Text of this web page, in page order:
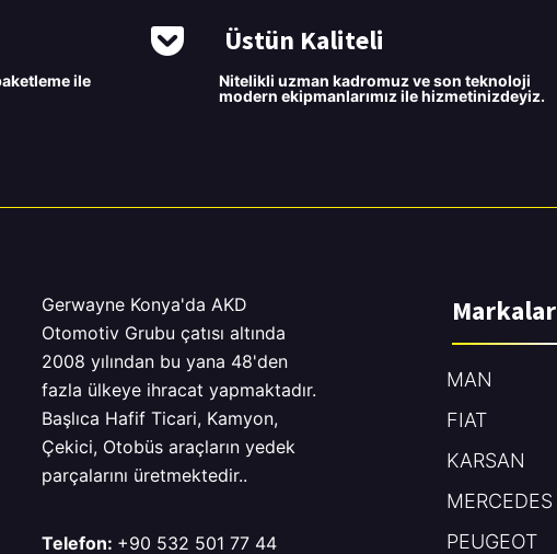
ile
Üstün Kaliteli
Nitelikli uzman kadromuz ve son teknoloji
modern ekipmanlarımız ile hizmetinizdeyiz.
Gerwayne Konya'da AKD
Otomotiv Grubu çatısı altında
2008 yılından bu yana 48'den
fazla ülkeye ihracat yapmaktadır.
Başlıca Hafif Ticari, Kamyon,
Çekici, Otobüs araçların yedek
parçalarını üretmektedir..
Telefon: +90 532 501 77 44
Markalar
MAN
FIAT
KARSAN
MERCEDES
PEUGEOT